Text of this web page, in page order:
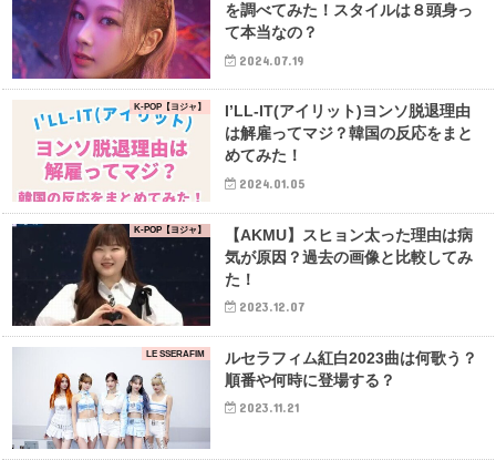
を調べてみた！スタイルは８頭身っ
て本当なの？
2024.07.19
K-POP【ヨジャ】
I’LL-IT(アイリット)ヨンソ脱退理由
は解雇ってマジ？韓国の反応をまと
めてみた！
2024.01.05
K-POP【ヨジャ】
【AKMU】スヒョン太った理由は病
気が原因？過去の画像と比較してみ
た！
2023.12.07
LE SSERAFIM
ルセラフィム紅白2023曲は何歌う？
順番や何時に登場する？
2023.11.21